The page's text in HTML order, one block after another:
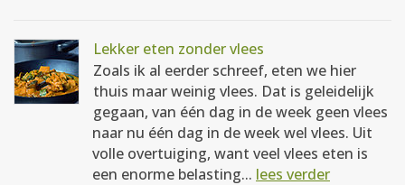
Lekker eten zonder vlees
Zoals ik al eerder schreef, eten we hier
thuis maar weinig vlees. Dat is geleidelijk
gegaan, van één dag in de week geen vlees
naar nu één dag in de week wel vlees. Uit
volle overtuiging, want veel vlees eten is
een enorme belasting... lees verder